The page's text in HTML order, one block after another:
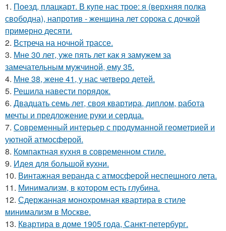
1. Поезд, плацкарт. В купе нас трое: я (верхняя полка
свободна), напротив - женщина лет сорока с дочкой
примерно десяти.
2. Встреча на ночной трассе.
3. Мне 30 лет, уже пять лет как я замужем за
замечательным мужчиной, ему 35.
4. Мне 38, жене 41, у нас четверо детей.
5. Решила навести порядок.
6. Двадцать семь лет, своя квартира, диплом, работа
мечты и предложение руки и сердца.
7. Современный интерьер с продуманной геометрией и
уютной атмосферой.
8. Компактная кухня в современном стиле.
9. Идея для большой кухни.
10. Винтажная веранда с атмосферой неспешного лета.
11. Минимализм, в котором есть глубина.
12. Сдержанная монохромная квартира в стиле
минимализм в Москве.
13. Квартира в доме 1905 года, Санкт-петербург.